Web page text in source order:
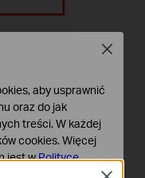
aby usprawnić
oraz do jak
treści. W każdej
cookies. Więcej
jest wPolityce
Close